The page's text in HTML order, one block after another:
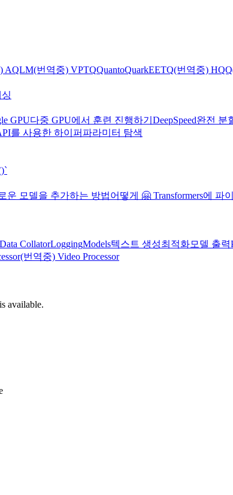
AQLM(번역중) VPTQQuantoQuarkEETQ(번역중) HQQ
GPU다중 GPU에서 훈련 진행하기 DeepSpeed완전 분
를 사용한 하이퍼파라미터 탐색
운 모델을 추가하는 방법어떻게 🤗 Transformers에 파
Data CollatorLoggingModels텍스트 생성최적화모델 출력
(번역중) Video Processor
is available.